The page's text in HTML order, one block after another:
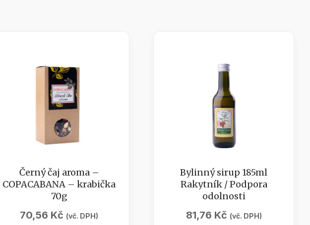
Černý čaj aroma –
COPACABANA – krabička
70g
70,56 Kč (vč. DPH)
Bylinný sirup 185ml
Rakytník / Podpora
odolnosti
81,76 Kč (vč. DPH)